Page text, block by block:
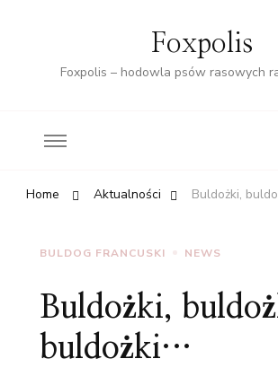
Foxpolis
Foxpolis – hodowla psów rasowych
Home Aktualności Buldożki,
BULDOG FRANCUSKI NEWS
Buldożki,
buldożki…